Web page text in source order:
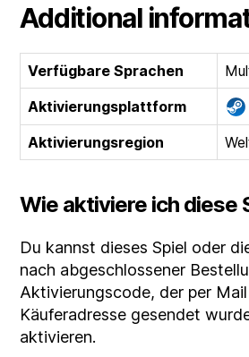
Additional
Verfügbare Sprachen
Aktivierungsplattform
Aktivierungsregion
Wie aktiviere ich diese
Du kannst dieses Spiel oder
nach abgeschlossener
Aktivierungscode, der per
Käuferadresse gesendet
aktivieren.